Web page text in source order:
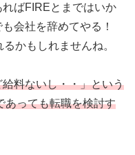
ばFIREとまではいか
会社を辞めてやる！
かもしれませんね。
料ないし・・」という
あっても転職を検討す